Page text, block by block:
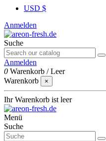
USD $
Anmelden
Suche
Anmelden
0 Warenkorb /Leer
Warenkorb
×
Ihr Warenkorb ist leer
Menü
Suche